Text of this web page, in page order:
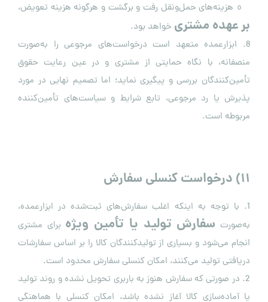
هزینه‌های حمل‌ونقل رفت و برگشت و هرگونه هزینه تعویض،
بر عهده مشتری خواهد بود.
8. ابزارعمده متعهد است درخواست‌های مرجوعی را به‌صورت
منصفانه، با نگاه حمایتی از مشتری و در عین رعایت حقوق
تأمین‌کنندگان بررسی و پیگیری نماید؛ اما تصمیم نهایی در مورد
پذیرش یا رد مرجوعی، تابع شرایط و سیاست‌های تأمین‌کننده
مربوطه است.
۱۱) درخواست کنسلی سفارش
1. با توجه به اینکه اغلب سفارش‌های ثبت‌شده در ابزارعمده،
به‌صورت سفارش تولید یا تأمین ویژه برای مشتری
انجام می‌شود و بسیاری از تولیدکنندگان کالا را بر اساس سفارشات
دریافتی تولید می‌کنند، امکان کنسلی سفارش محدود است.
2. در صورتی که سفارش هنوز به باربری تحویل نشده و روند تولید
یا آماده‌سازی کالا آغاز نشده باشد، امکان کنسلی با هماهنگی